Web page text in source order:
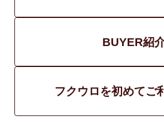
BUYER紹
フクウロを初めてご